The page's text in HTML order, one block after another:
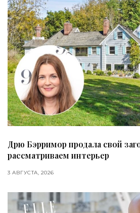
Дрю Бэрримор продала свой
рассматриваем интерьер
3 АВГУСТА, 2026